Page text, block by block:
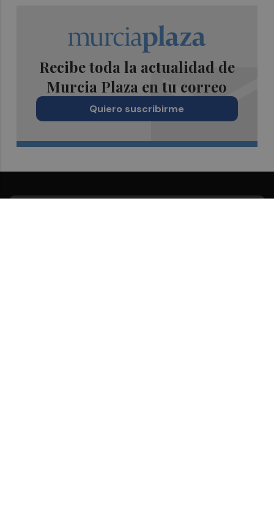
Recibe toda la actualidad de
Murcia Plaza en tu correo
Quiero suscribirme